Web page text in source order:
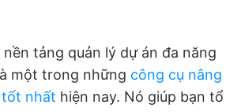
nền tảng quản lý dự án đa năng
một trong những công cụ nâng
tốt nhất hiện nay. Nó giúp bạn tổ